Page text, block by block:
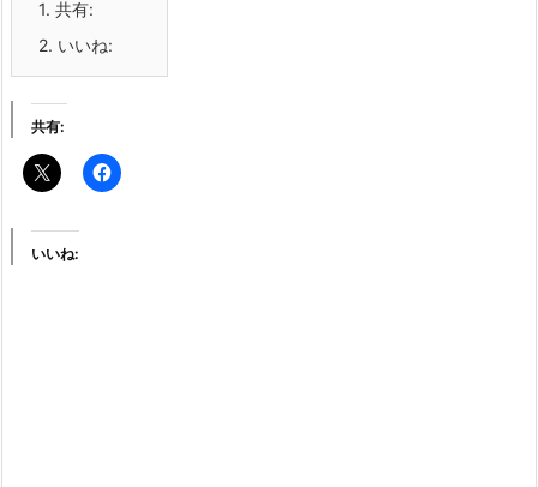
1. 共有:
2. いいね:
共有:
いいね: